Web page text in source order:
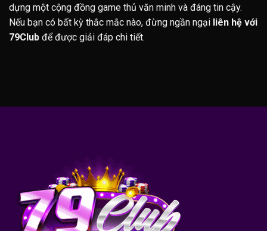
dựng một cộng đồng game thủ văn minh và đáng tin cậy.
Nếu bạn có bất kỳ thắc mắc nào, đừng ngần ngại liên hệ với
79Club để được giải đáp chi tiết.